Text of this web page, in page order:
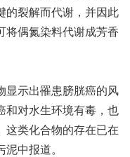
的裂解而代谢，并因此
将偶氮染料代谢成芳香
显示出罹患膀胱癌的风
和对水生环境有毒，也
这类化合物的存在已在
中报道。